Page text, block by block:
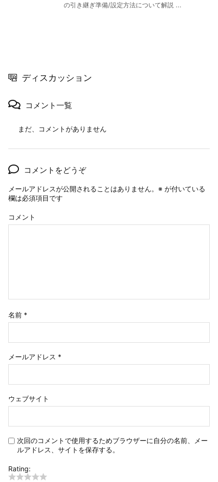
の引き継ぎ準備/設定方法について解説 ...
ディスカッション
コメント一覧
まだ、コメントがありません
コメントをどうぞ
メールアドレスが公開されることはありません。 ※ が付いている
欄は必須項目です
コメント
名前 *
メールアドレス *
ウェブサイト
次回のコメントで使用するためブラウザーに自分の名前、メー
ルアドレス、サイトを保存する。
Rating: